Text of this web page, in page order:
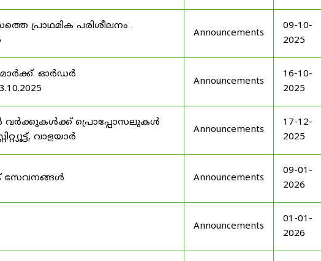
പ്രാഥമിക പരിശീലനം .
Announcements
09-10-
2025
മാർക്ക്. ഓർഡർ
Announcements
16-10-
2025
വർക്കുകൾക്ക് പ്രൊപ്പോസലുകൾ
വാളയാർ
Announcements
17-12-
2025
സേവനങ്ങൾ Announcements
09-01-
2026
Announcements
01-01-
2026